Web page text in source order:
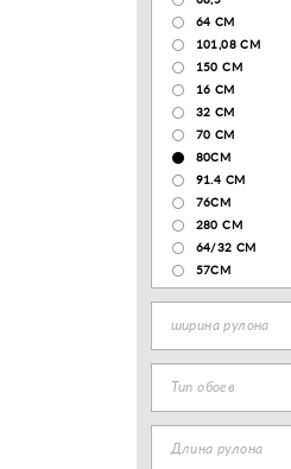
64 СМ
101,08 CM
150 CM
16 СМ
32 СМ
70 CM
80СМ
91.4 СМ
76СМ
280 СМ
64/32 СМ
57СМ
ширина рулона
Тип обоев
Длина рулона